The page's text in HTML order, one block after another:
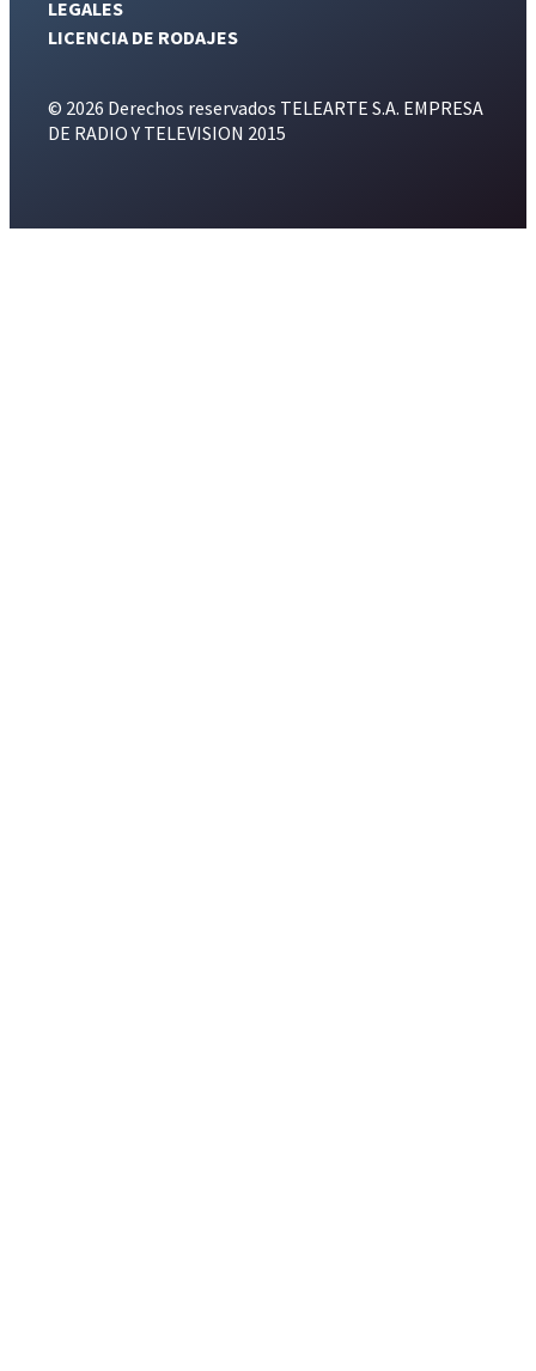
LEGALES
LICENCIA DE RODAJES
© 2026 Derechos reservados TELEARTE S.A. EMPRESA
DE RADIO Y TELEVISION 2015